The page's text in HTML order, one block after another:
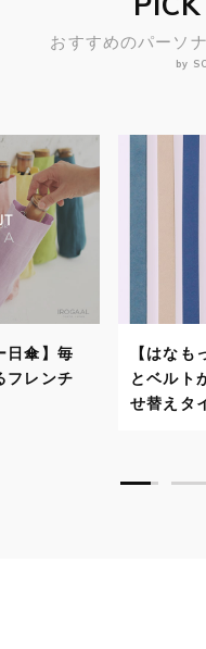
おすすめのパーソ
by
はなもっこ腕時計】文字盤
ベルトが付け替えられる着
替えタイプの腕時計